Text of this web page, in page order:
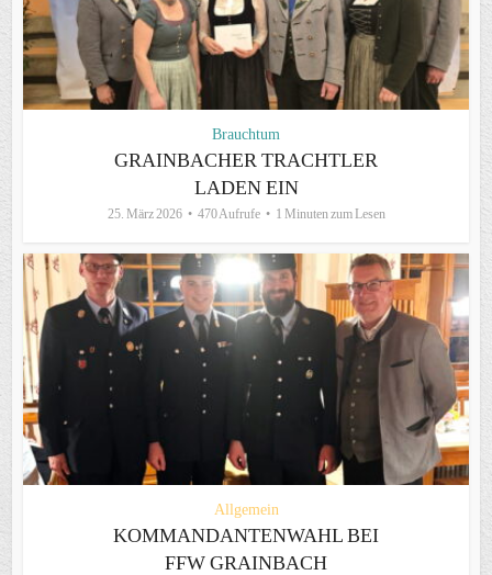
Brauchtum
GRAINBACHER TRACHTLER
LADEN EIN
25. März 2026 470 Aufrufe 1 Minuten zum Lesen
Allgemein
KOMMANDANTENWAHL BEI
FFW GRAINBACH